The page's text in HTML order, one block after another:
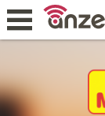
Zurück